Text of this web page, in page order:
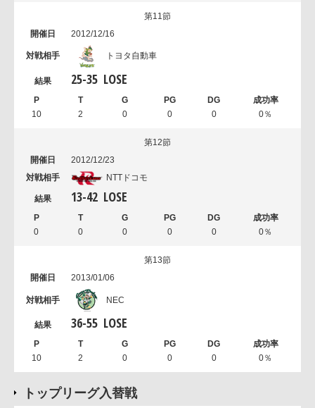
第11節
2012/12/16
トヨタ自動車
25-35 LOSE
10 2 0 0 0 0％
第12節
2012/12/23
NTTドコモ
13-42 LOSE
0 0 0 0 0 0％
第13節
2013/01/06
NEC
36-55 LOSE
10 2 0 0 0 0％
トップリーグ入替戦